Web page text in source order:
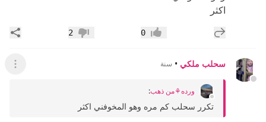
اكثر
إضافة رد جديد إعجاب0 عدم إعجاب
2
سحلب ملكي • سنة عرض
ورده⚘️من ذهب:
تكرر سحلب كم مره وهو المخوفني اكثر